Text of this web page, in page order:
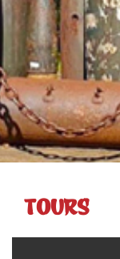
TOURS